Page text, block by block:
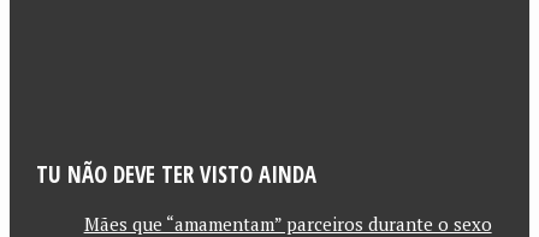
TU NÃO DEVE TER VISTO AINDA
Mães que “amamentam” parceiros durante o sexo